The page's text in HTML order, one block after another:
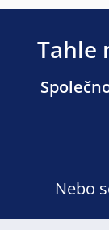
Tahle
Nebo